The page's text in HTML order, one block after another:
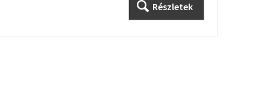
Részletek